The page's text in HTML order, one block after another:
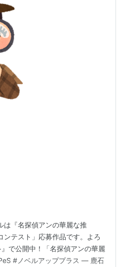
は『名探偵アンの華麗な推
テスト」応募作品です。よろ
で公開中！「名探偵アンの華麗
#ノベルアッププラス — 鹿石